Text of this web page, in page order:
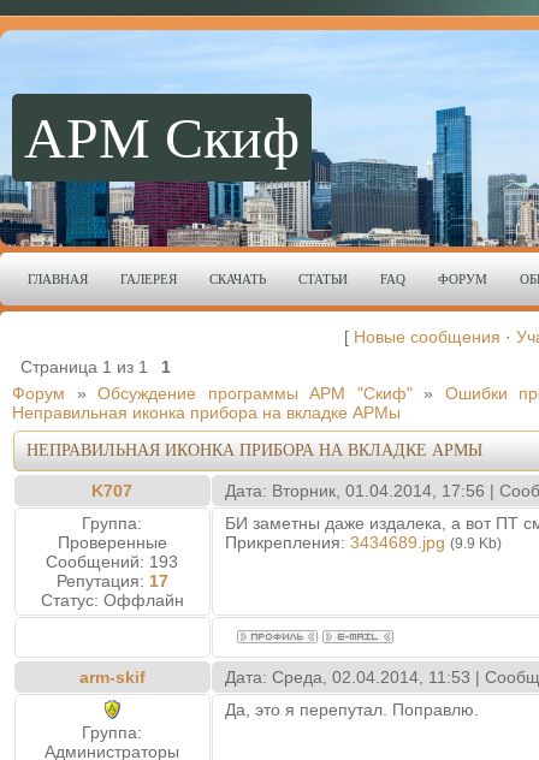
АРМ Скиф
ГЛАВНАЯ ГАЛЕРЕЯ СКАЧАТЬ СТАТЬИ FAQ ФОРУМ
[ Новые сообщения ·
Страница 1 из 1
1
Форум
» Обсуждение программы АРМ "Скиф" »
Ошибки
Неправильная иконка прибора на вкладке APMы
НЕПРАВИЛЬНАЯ ИКОНКА ПРИБОРА НА ВКЛАДКЕ APMЫ
K707
Дата: Вторник, 01.04.2014, 17:56 |
Группа:
Проверенные
Сообщений: 193
Репутация: 17
Статус: Оффлайн
БИ заметны даже издалека, а вот ПТ
Прикрепления: 3434689.jpg (9.9 Kb)
arm-skif Дата: Среда, 02.04.2014, 11:53 |
Группа:
Администраторы
Да, это я перепутал. Поправлю.